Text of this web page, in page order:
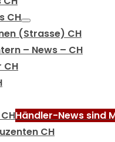
CH
(Strasse) CH
– News – CH
CH
Händler-News sind
CH